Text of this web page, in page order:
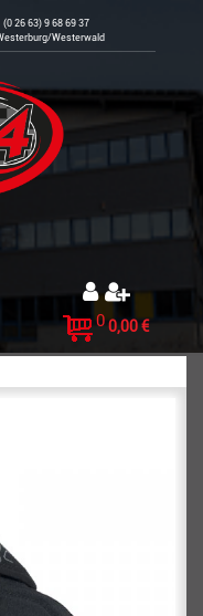
26 63) 9 68 69 37
Westerwald
0 0,00 €